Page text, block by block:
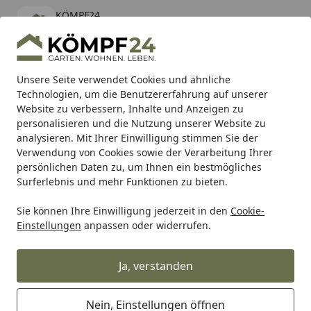
Unsere Seite verwendet Cookies und ähnliche
Technologien, um die Benutzererfahrung auf unserer
Website zu verbessern, Inhalte und Anzeigen zu
personalisieren und die Nutzung unserer Website zu
analysieren. Mit Ihrer Einwilligung stimmen Sie der
Verwendung von Cookies sowie der Verarbeitung Ihrer
persönlichen Daten zu, um Ihnen ein bestmögliches
Surferlebnis und mehr Funktionen zu bieten.
Sie können Ihre Einwilligung jederzeit in den Cookie-
Einstellungen anpassen oder widerrufen.
Ja, verstanden
Nein, Einstellungen öffnen
KÖMPF24
kostenlos - Im App Store
Hotline
Alle Produkte
Mein Konto
Suchen
Karibu Pools inkl. gratis Sandfilteranlage & Pool-
Starterset (Gesamtwert bis 468,99€)
Startseite
SBS Bremsbeläge Straße SBS Bremsbelag 915HF Street
SBS Bremsbelag 915HF Street